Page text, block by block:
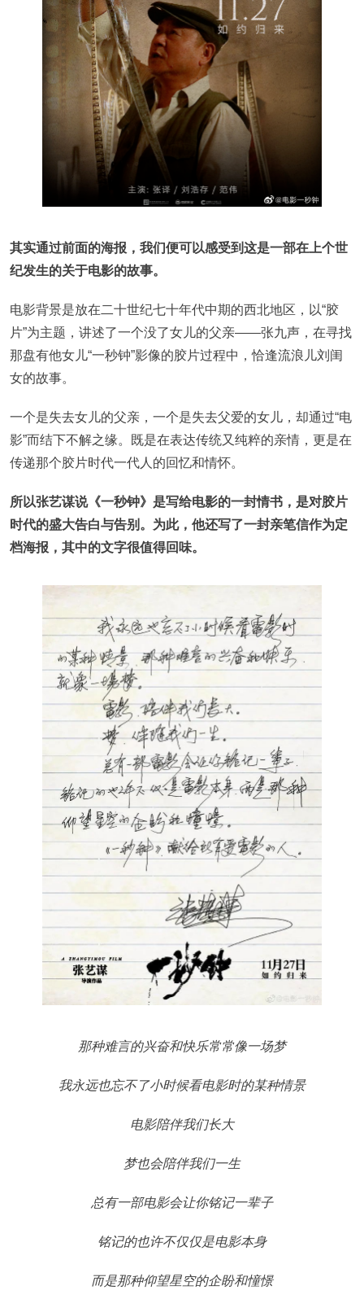
其实通过前面的海报，我们便可以感受到这是一部在上个世
纪发生的关于电影的故事。
电影背景是放在二十世纪七十年代中期的西北地区，以“胶
片”为主题，讲述了一个没了女儿的父亲——张九声，在寻找
那盘有他女儿“一秒钟”影像的胶片过程中，恰逢流浪儿刘闺
女的故事。
一个是失去女儿的父亲，一个是失去父爱的女儿，却通过“电
影”而结下不解之缘。既是在表达传统又纯粹的亲情，更是在
传递那个胶片时代一代人的回忆和情怀。
所以张艺谋说《一秒钟》是写给电影的一封情书，是对胶片
时代的盛大告白与告别。为此，他还写了一封亲笔信作为定
档海报，其中的文字很值得回味。
那种难言的兴奋和快乐常常像一场梦
我永远也忘不了小时候看电影时的某种情景
电影陪伴我们长大
梦也会陪伴我们一生
总有一部电影会让你铭记一辈子
铭记的也许不仅仅是电影本身
而是那种仰望星空的企盼和憧憬